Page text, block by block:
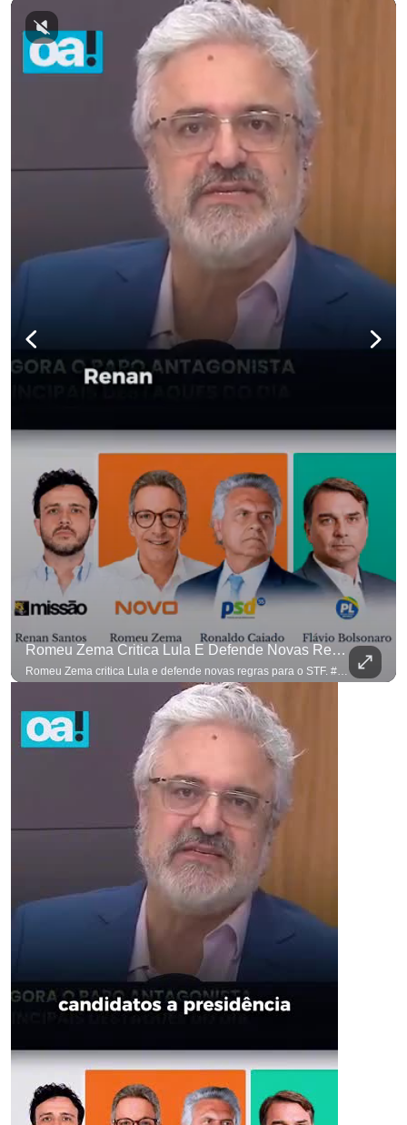
Romeu Zema Critica Lula E Defende Novas Regras Para O STF. #OAntagonista
Romeu Zema critica Lula e defende novas regras para o STF. #OAntagonista Se você busca informação com credibilidade, inscreva-se agora e ative o